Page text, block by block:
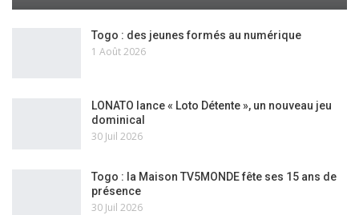
Togo : des jeunes formés au numérique
1 Août 2026
LONATO lance « Loto Détente », un nouveau jeu
dominical
30 Juil 2026
Togo : la Maison TV5MONDE fête ses 15 ans de
présence
30 Juil 2026